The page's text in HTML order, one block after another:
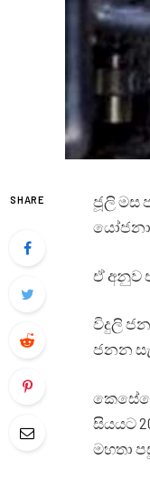
SHARE
ජූලි මස
ඒ අනුව
විදුලි
ජනන
සියයට
මහතා